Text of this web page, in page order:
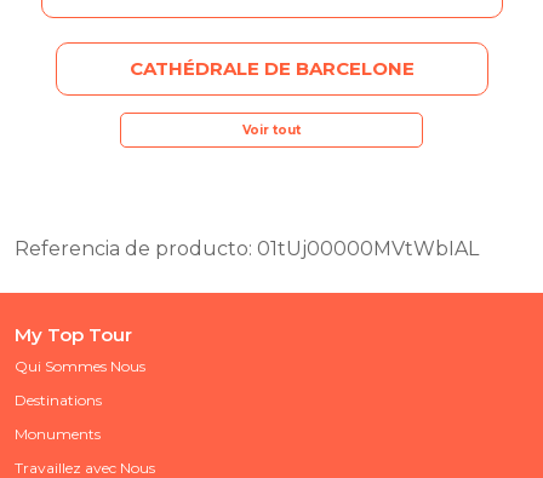
CATHÉDRALE DE BARCELONE
Voir tout
Referencia de producto: 01tUj00000MVtWbIAL
My Top Tour
Qui Sommes Nous
Destinations
Monuments
Travaillez avec Nous